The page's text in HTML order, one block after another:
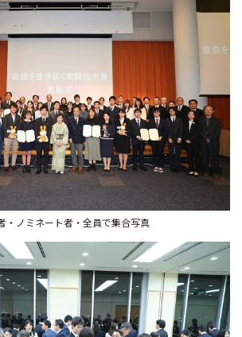
・ノミネート者・全員で集合写真